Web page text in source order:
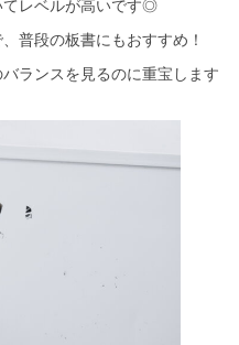
てレベルが高いです◎
普段の板書にもおすすめ！
ランスを見るのに重宝します